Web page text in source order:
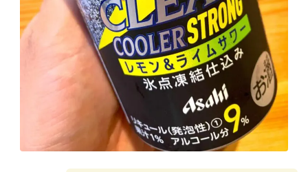
Slat(すらっと）
月庵
クリアクーラー
FRUITZER (フルーツァー）
濃いめのレモンサワー
三ツ星グレフルサワー